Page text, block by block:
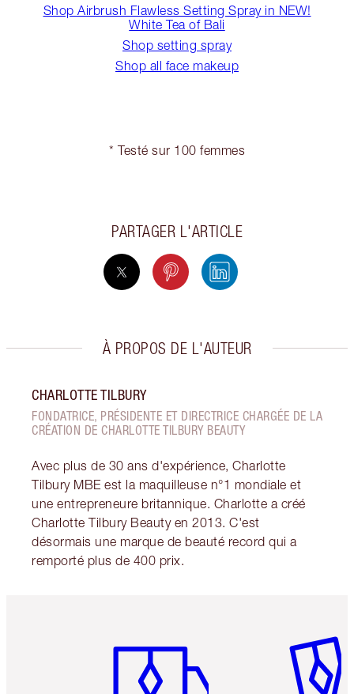
Shop Airbrush Flawless Setting Spray in NEW!
White Tea of Bali
Shop setting spray
Shop all face makeup
* Testé sur 100 femmes
PARTAGER L'ARTICLE
À PROPOS DE L'AUTEUR
CHARLOTTE TILBURY
FONDATRICE, PRÉSIDENTE ET DIRECTRICE CHARGÉE DE LA
CRÉATION DE CHARLOTTE TILBURY BEAUTY
Avec plus de 30 ans d'expérience, Charlotte
Tilbury MBE est la maquilleuse n°1 mondiale et
une entrepreneure britannique. Charlotte a créé
Charlotte Tilbury Beauty en 2013. C'est
désormais une marque de beauté record qui a
remporté plus de 400 prix.